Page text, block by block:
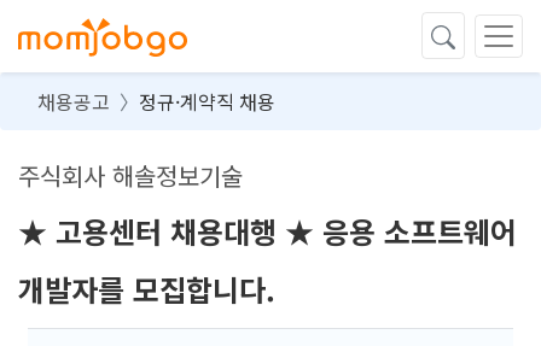
채용공고 정규·계약직 채용
주식회사 해솔정보기술
★ 고용센터 채용대행 ★ 응용 소프트웨어
개발자를 모집합니다.